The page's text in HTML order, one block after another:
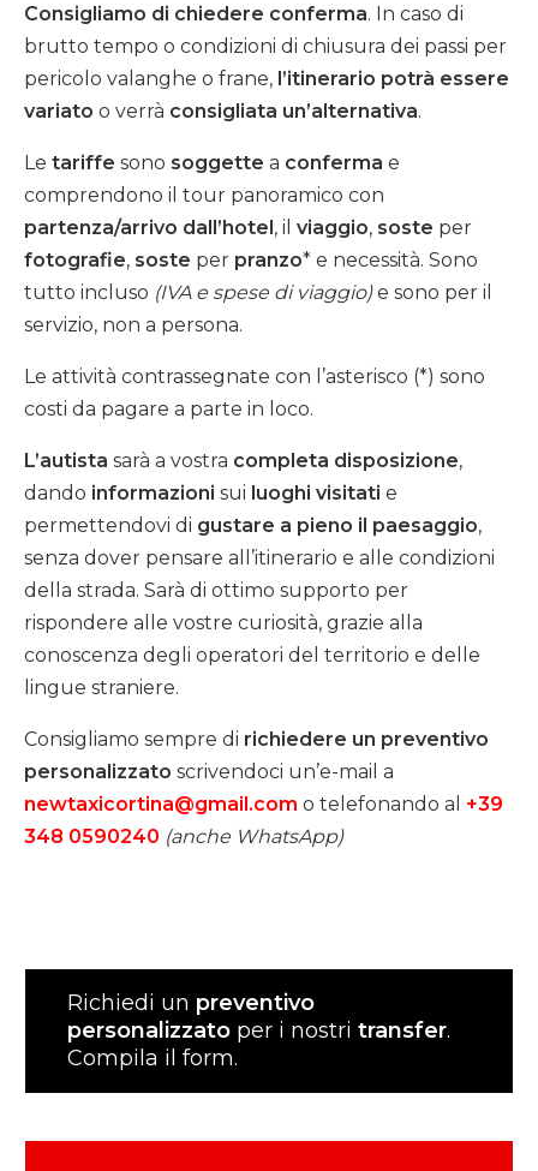
Consigliamo di chiedere conferma. In caso di
brutto tempo o condizioni di chiusura dei passi per
pericolo valanghe o frane, l’itinerario potrà essere
variato o verrà consigliata un’alternativa.
Le tariffe sono soggette a conferma e
comprendono il tour panoramico con
partenza/arrivo dall’hotel, il viaggio, soste per
fotografie, soste per pranzo* e necessità. Sono
tutto incluso (IVA e spese di viaggio)e sono per il
servizio, non a persona.
Le attività contrassegnate con l’asterisco (*) sono
costi da pagare a parte in loco.
L’autista sarà a vostra completa disposizione,
dando informazioni sui luoghi visitati e
permettendovi di gustare a pieno il paesaggio,
senza dover pensare all’itinerario e alle condizioni
della strada. Sarà di ottimo supporto per
rispondere alle vostre curiosità, grazie alla
conoscenza degli operatori del territorio e delle
lingue straniere.
Consigliamo sempre di richiedere un preventivo
personalizzato scrivendoci un’e-mail a
newtaxicortina@gmail.com o telefonando al +39
348 0590240 (anche WhatsApp)
Richiedi un preventivo
personalizzato per i nostri transfer.
Compila il form.